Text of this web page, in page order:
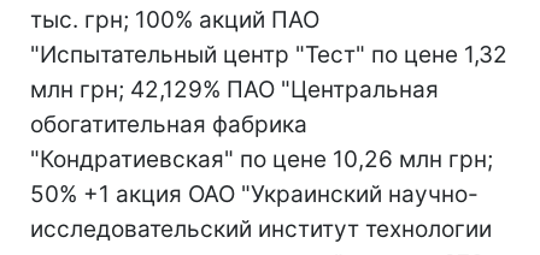
тыс. грн; 100% акций ПАО
"Испытательный центр "Тест" по цене 1,32
млн грн; 42,129% ПАО "Центральная
обогатительная фабрика
"Кондратиевская" по цене 10,26 млн грн;
50% +1 акция ОАО "Украинский научно-
исследовательский институт технологии